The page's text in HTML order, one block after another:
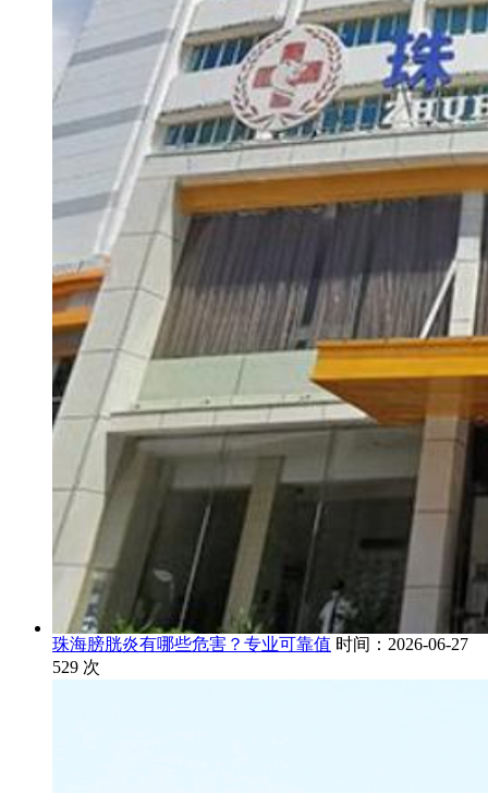
珠海膀胱炎有哪些危害？专业可靠值 时间：2026-06-27
529 次